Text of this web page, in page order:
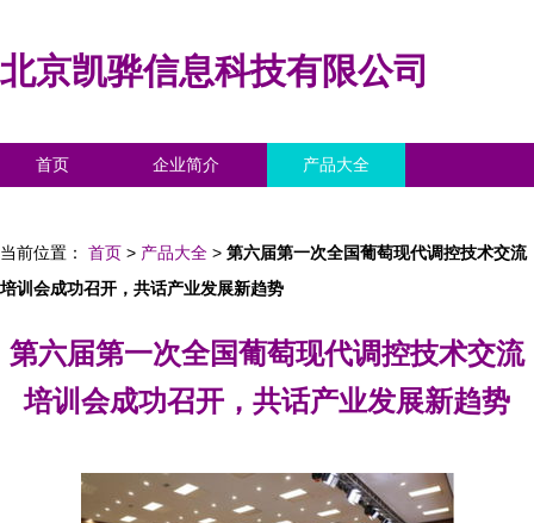
北京凯骅信息科技有限公司
首页 企业简介 产品大全
当前位置： 首页 > 产品大全 > 第六届第一次全国葡萄现代调控技术交流
培训会成功召开，共话产业发展新趋势
第六届第一次全国葡萄现代调控技术交流
培训会成功召开，共话产业发展新趋势